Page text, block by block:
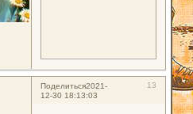
Поделиться 13
2021-
12-30 18:13:03